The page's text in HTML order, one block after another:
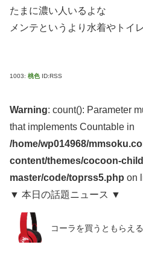
たまに濃い人いるよな
メンテというより水着やトイ
1003: 桃色 ID:RSS
Warning: count(): Parameter
that implements Countable in
/home/wp014968/
content/themes/cocoon-
master/code/toprss5.php on
▼ 本日の話題ニュース ▼
コーラを買うともらえ